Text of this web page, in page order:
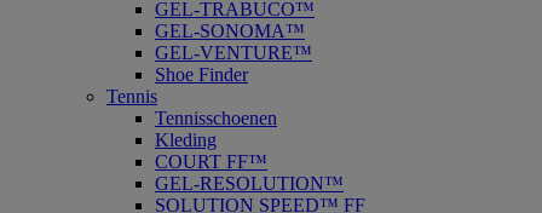
GEL-TRABUCO™
GEL-SONOMA™
GEL-VENTURE™
Shoe Finder
Tennis
Tennisschoenen
Kleding
COURT FF™
GEL-RESOLUTION™
SOLUTION SPEED™ FF